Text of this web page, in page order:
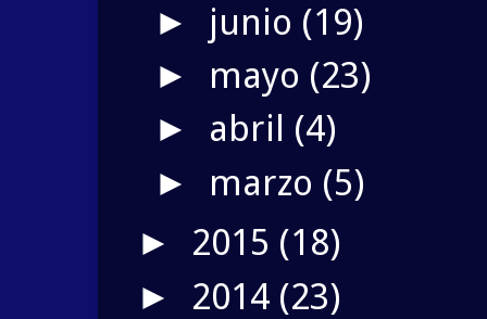
► junio (19)
► mayo (23)
► abril (4)
► marzo (5)
► 2015 (18)
► 2014 (23)